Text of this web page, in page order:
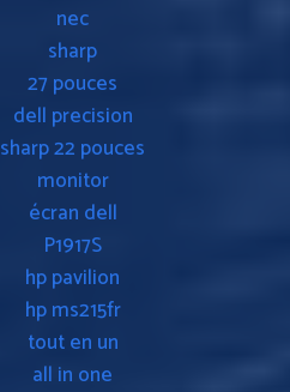
nec
sharp
27 pouces
dell precision
sharp 22 pouces
monitor
écran dell
P1917S
hp pavilion
hp ms215fr
tout en un
all in one